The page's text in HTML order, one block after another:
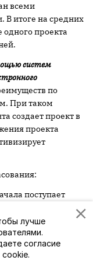
всеми
итоге на средних
проекта
систем
по
При таком
создает проект в
проекта
поступает
поступает второму
одновременно
лучше
согласие
cookie.